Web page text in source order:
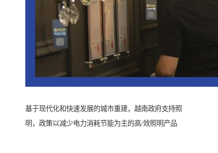
基于现代化和快速发展的城市重建，越南政府支持照
明，政策以减少电力消耗节能为主的高/效照明产品